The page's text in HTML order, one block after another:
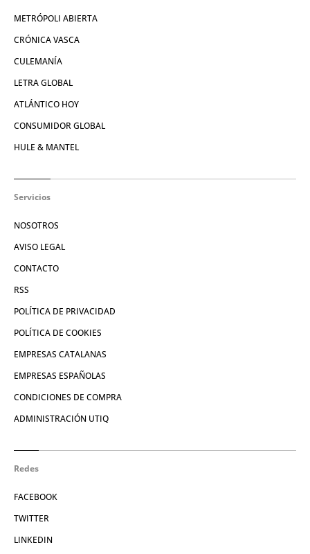
METRÓPOLI ABIERTA
CRÓNICA VASCA
CULEMANÍA
LETRA GLOBAL
ATLÁNTICO HOY
CONSUMIDOR GLOBAL
HULE & MANTEL
Servicios
NOSOTROS
AVISO LEGAL
CONTACTO
RSS
POLÍTICA DE PRIVACIDAD
POLÍTICA DE COOKIES
EMPRESAS CATALANAS
EMPRESAS ESPAÑOLAS
CONDICIONES DE COMPRA
ADMINISTRACIÓN UTIQ
Redes
FACEBOOK
TWITTER
LINKEDIN